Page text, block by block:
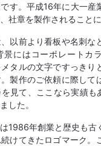
す。平成16年に大一産
社章を製作されることに
以前より看板や名刺な
景にはコーポレートカ
タルの文字ですっきり
製作のご依頼に際して
見て、ここなら実績
した。
1986年創業と歴史も古
けてきたロゴマーク。